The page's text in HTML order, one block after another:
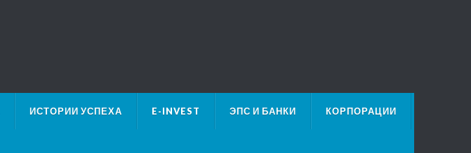
ИСТОРИИ УСПЕХА E-INVEST ЭПС И БАНКИ КОРПОРАЦИИ